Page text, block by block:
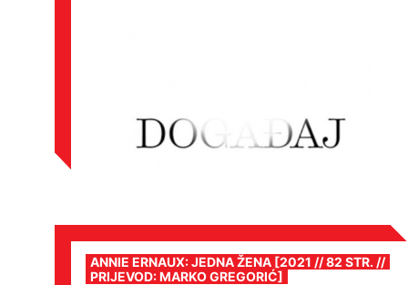
ANNIE ERNAUX: JEDNA ŽENA [2021 // 82 STR. //
PRIJEVOD: MARKO GREGORIĆ]